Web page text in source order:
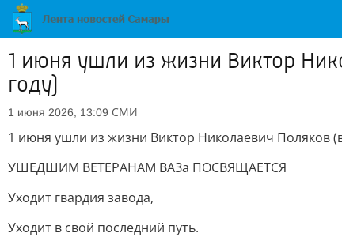
1 июня ушли из жизни Виктор
году)
1 июня 2026, 13:09 СМИ
1 июня ушли из жизни Виктор Николаевич Поляков
УШЕДШИМ ВЕТЕРАНАМ ВАЗа ПОСВЯЩАЕТСЯ
Уходит гвардия завода,
Уходит в свой последний путь.